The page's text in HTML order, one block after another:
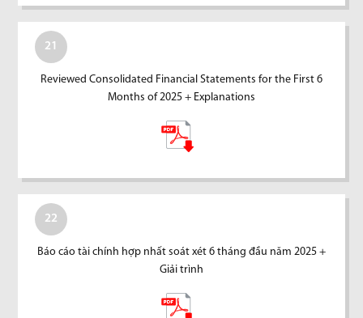
21
Reviewed Consolidated Financial Statements for the First 6
Months of 2025 + Explanations
22
Báo cáo tài chính hợp nhất soát xét 6 tháng đầu năm 2025 +
Giải trình